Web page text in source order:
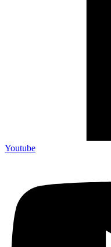
Youtube